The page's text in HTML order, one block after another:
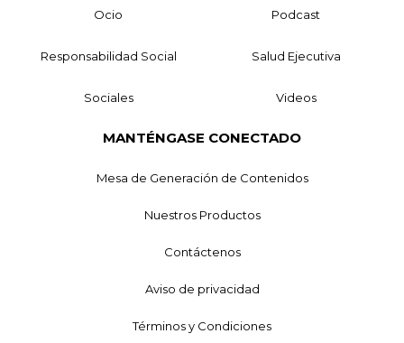
Ocio Podcast
Responsabilidad Social Salud Ejecutiva
Sociales Videos
MANTÉNGASE CONECTADO
Mesa de Generación de Contenidos
Nuestros Productos
Contáctenos
Aviso de privacidad
Términos y Condiciones